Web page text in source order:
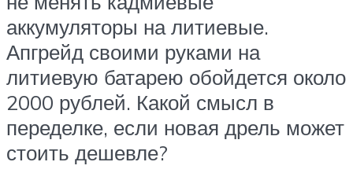
аккумуляторы на литиевые.
Апгрейд своими руками на
литиевую батарею обойдется около
2000 рублей. Какой смысл в
переделке, если новая дрель может
стоить дешевле?